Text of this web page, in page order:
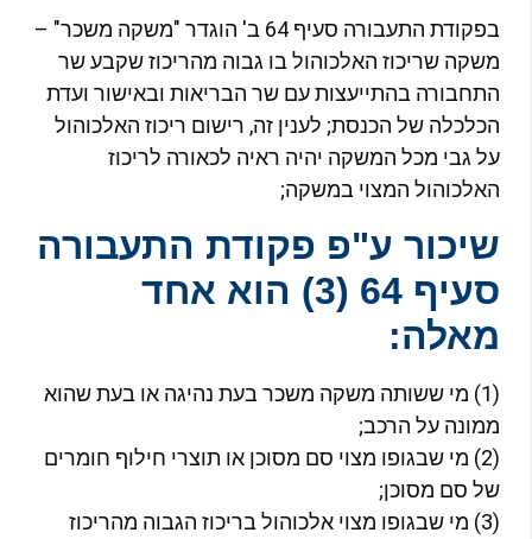
בפקודת התעבורה סעיף 64 ב' הוגדר "משקה משכר" –
שריכוז האלכוהול בו גבוה מהריכוז שקבע שר
בהתייעצות עם שר הבריאות ובאישור ועדת
של הכנסת; לענין זה, רישום ריכוז האלכוהול
גבי מכל המשקה יהיה ראיה לכאורה לריכוז
המצוי במשקה;
ע"פ פקודת התעבורה
סעיף 64 (3) הוא אחד
(1) מי ששותה משקה משכר בעת נהיגה או בעת שהוא
על הרכב;
(2) מי שבגופו מצוי סם מסוכן או תוצרי חילוף חומרים
סם מסוכן;
(3) מי שבגופו מצוי אלכוהול בריכוז הגבוה מהריכוז